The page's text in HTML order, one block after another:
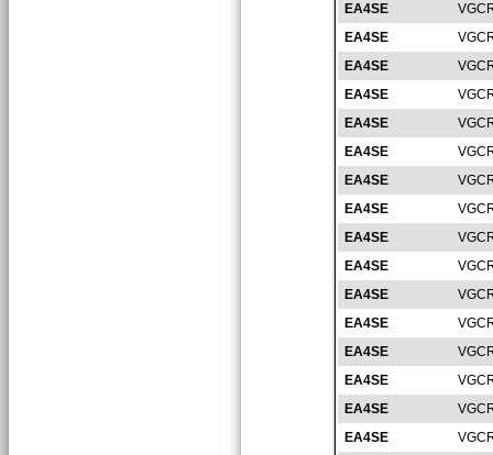
EA4SE
EA4SE
EA4SE
EA4SE
EA4SE
EA4SE
EA4SE
EA4SE
EA4SE
EA4SE
EA4SE
EA4SE
EA4SE
EA4SE
EA4SE
EA4SE